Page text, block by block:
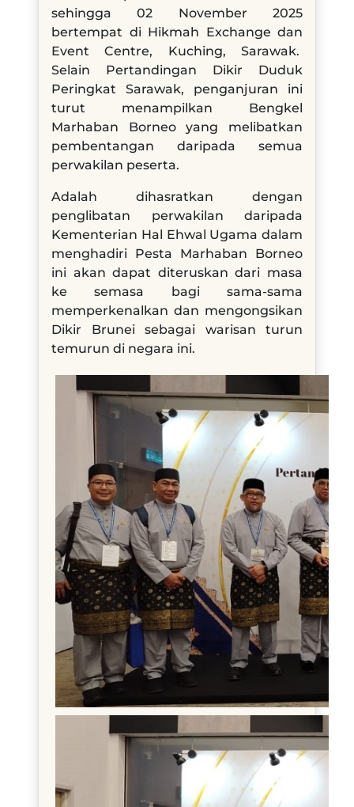
sehingga 02 November 2025
bertempat di Hikmah Exchange dan
Event Centre, Kuching, Sarawak.
Selain Pertandingan Dikir Duduk
Peringkat Sarawak, penganjuran ini
turut menampilkan Bengkel
Marhaban Borneo yang melibatkan
pembentangan daripada semua
perwakilan peserta.
Adalah dihasratkan dengan
penglibatan perwakilan daripada
Kementerian Hal Ehwal Ugama dalam
menghadiri Pesta Marhaban Borneo
ini akan dapat diteruskan dari masa
ke semasa bagi sama-sama
memperkenalkan dan mengongsikan
Dikir Brunei sebagai warisan turun
temurun di negara ini.